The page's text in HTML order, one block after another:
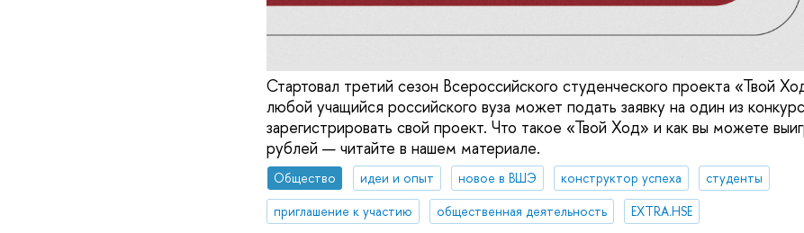
Стартовал третий сезон Всероссийского студенческого проекта «Твой
любой учащийся российского вуза может подать заявку на один из
зарегистрировать свой проект. Что такое «Твой Ход» и как вы можете
рублей — читайте в нашем материале.
Общество идеи и опыт новое в ВШЭ конструктор успеха
студенты
приглашение к участию
общественная деятельность EXTRA.HSE